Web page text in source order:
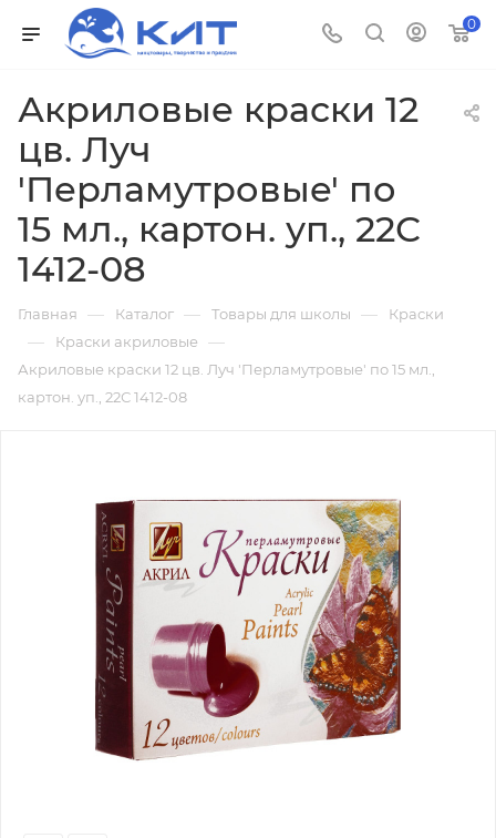
0
Акриловые краски 12
цв. Луч
'Перламутровые' по
15 мл., картон. уп., 22С
1412-08
Главная — Каталог — Товары для школы — Краски
— Краски акриловые —
Акриловые краски 12 цв. Луч 'Перламутровые' по 15 мл.,
картон. уп., 22С 1412-08